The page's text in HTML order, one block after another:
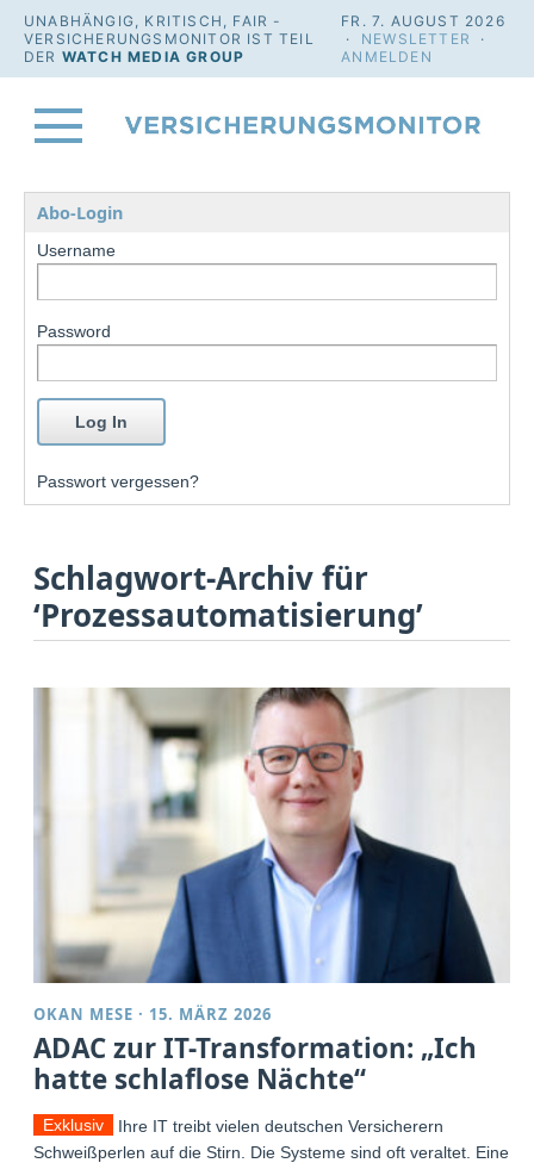
UNABHÄNGIG, KRITISCH, FAIR -
VERSICHERUNGSMONITOR IST TEIL
DER WATCH MEDIA GROUP
FR. 7. AUGUST 2026
· NEWSLETTER
·
ANMELDEN
Abo-Login
Username
Password
Passwort vergessen?
Schlagwort-Archiv für
‘Prozessautomatisierung’
OKAN MESE · 15. MÄRZ 2026
ADAC zur IT-Transformation: „Ich
hatte schlaflose Nächte“
Exklusiv
Ihre IT treibt vielen deutschen Versicherern
Schweißperlen auf die Stirn. Die Systeme sind oft veraltet. Eine